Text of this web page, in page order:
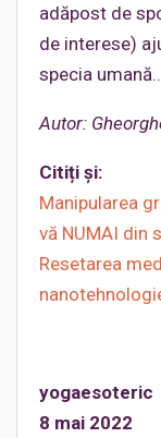
adăpost de
de interese)
specia
Autor:
Citiți și:
Manipularea
vă NUMAI din
Resetarea
yogaesoteric
8 mai 2022